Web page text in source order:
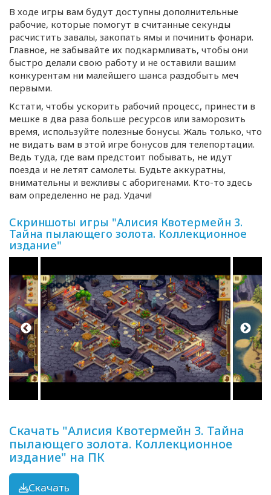
В ходе игры вам будут доступны дополнительные
рабочие, которые помогут в считанные секунды
расчистить завалы, закопать ямы и починить фонари.
Главное, не забывайте их подкармливать, чтобы они
быстро делали свою работу и не оставили вашим
конкурентам ни малейшего шанса раздобыть меч
первыми.
Кстати, чтобы ускорить рабочий процесс, принести в
мешке в два раза больше ресурсов или заморозить
время, используйте полезные бонусы. Жаль только, что
не видать вам в этой игре бонусов для телепортации.
Ведь туда, где вам предстоит побывать, не идут
поезда и не летят самолеты. Будьте аккуратны,
внимательны и вежливы с аборигенами. Кто-то здесь
вам определенно не рад. Удачи!
Скриншоты игры "Алисия Квотермейн 3.
Тайна пылающего золота. Коллекционное
издание"
Скачать "Алисия Квотермейн 3. Тайна
пылающего золота. Коллекционное
издание" на ПК
Скачать